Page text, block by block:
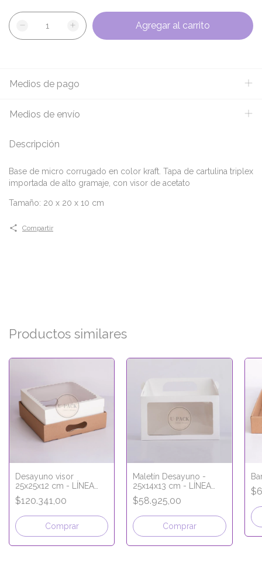
Medios de pago
Medios de envío
Descripción
Base de micro corrugado en color kraft. Tapa de cartulina triplex
importada de alto gramaje, con visor de acetato
Tamaño: 20 x 20 x 10 cm
Compartir
Productos similares
Desayuno visor
25x25x12 cm - LÍNEA
PREMIUM
$120.341,00
Comprar
Maletín Desayuno -
25x14x13 cm - LÍNEA
PREMIUM
$58.925,00
Comprar